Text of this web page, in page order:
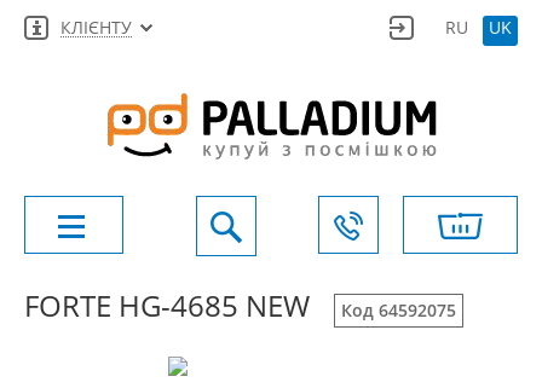
КЛІЄНТУ RU UK
FORTE HG-4685 NEW Код 64592075